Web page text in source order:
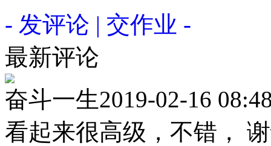
- 发评论 | 交作业 -
最新评论
奋斗一生2019-02-16
看起来很高级，不错，